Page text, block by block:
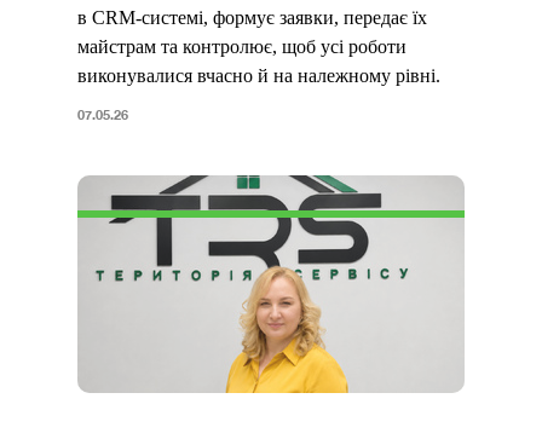
в CRM-системі, формує заявки, передає їх
майстрам та контролює, щоб усі роботи
виконувалися вчасно й на належному рівні.
07.05.26